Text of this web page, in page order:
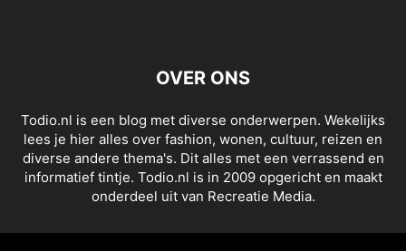
OVER ONS
Todio.nl is een blog met diverse onderwerpen. Wekelijks
lees je hier alles over fashion, wonen, cultuur, reizen en
diverse andere thema's. Dit alles met een verrassend en
informatief tintje. Todio.nl is in 2009 opgericht en maakt
onderdeel uit van Recreatie Media.